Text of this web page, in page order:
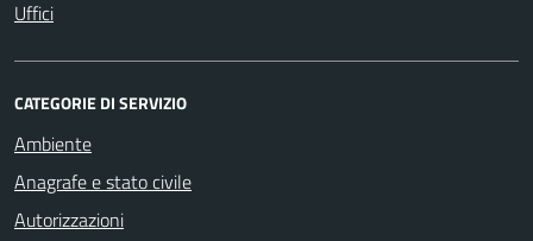
Uffici
CATEGORIE DI SERVIZIO
Ambiente
Anagrafe e stato civile
Autorizzazioni